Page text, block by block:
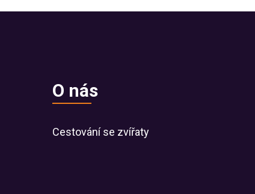
O nás
Cestování se zvířaty